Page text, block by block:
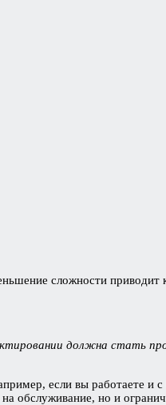
сложности приводит
должна стать
если вы работаете и
обслуживание, но и